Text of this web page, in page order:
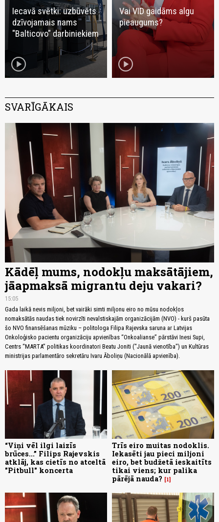
Iecavā svētki: uzbūvēts
dzīvojamais nams
"Balticovo" darbiniekiem
play_circle
Vai VID gaidāms algu
pieaugums?
play_circle
SVARĪGĀKAIS
Kādēļ mums, nodokļu maksātājiem,
jāapmaksā migrantu deju vakari?
15:05
Gada laikā nevis miljoni, bet vairāki simti miljonu eiro no mūsu nodokļos
nomaksātās naudas tiek novirzīti nevalstiskajām organizācijām (NVO) - kurš pasūta
šo NVO finansēšanas mūziku – politologa Filipa Rajevska saruna ar Latvijas
Onkoloģisko pacientu organizāciju apvienības “Onkoalianse” pārstāvi Inesi Supi,
Centrs “MARTA” politikas koordinatori Beatu Joniti ("Jaunā vienotība") un Kultūras
ministrijas parlamentāro sekretāru Ivaru Āboliņu (Nacionālā apvienība).
“Viņi vēl ilgi laizīs
brūces...” Filips Rajevskis
atklāj, kas cietīs no atceltā
"Pitbull" koncerta
Trīs eiro muitas nodoklis.
Iekasēti jau pieci miljoni
eiro, bet budžetā ieskaitīts
tikai viens; kur palika
pārējā nauda?
1